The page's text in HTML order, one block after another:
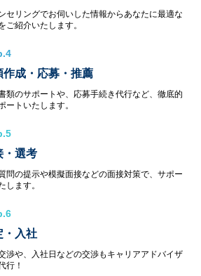
セリングでお伺いした情報からあなたに最適な
ご紹介いたします。
作成・応募・推薦
類のサポートや、応募手続き代行など、徹底的
ートいたします。
・選考
問の提示や模擬面接などの面接対策で、サポー
します。
・入社
渉や、入社日などの交渉もキャリアアドバイザ
行！